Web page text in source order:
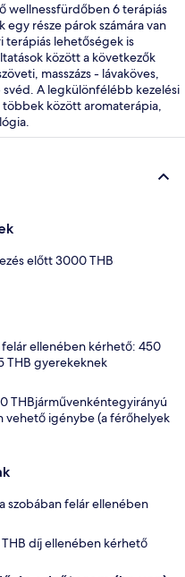
wellnessfürdőben 6 terápiás
egy része párok számára van
terápiás lehetőségek is
között a következők
masszázs - lávaköves,
svéd. A legkülönfélébb kezelési
között aromaterápia,
előtt 3000 THB
felár ellenében kérhető: 450
THB gyerekeknek
THBjárművenkéntegyirányú
vehető igénybe (a férőhelyek
szobában felár ellenében
díj ellenében kérhető